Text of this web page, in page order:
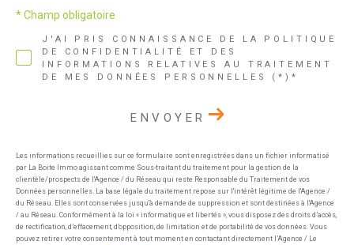
J'AI PRIS CONNAISSANCE DE LA POLITIQUE
DE CONFIDENTIALITÉ ET DES
INFORMATIONS RELATIVES AU TRAITEMENT
DE MES DONNÉES PERSONNELLES (*)*
* Champ obligatoire
ENVOYER
Les informations recueillies sur ce formulaire sont enregistrées dans un fichier informatisé
par La Boite Immo agissant comme Sous-traitant du traitement pour la gestion de la
clientèle/prospects de l'Agence / du Réseau qui reste Responsable du Traitement de vos
Données personnelles. La base légale du traitement repose sur l'intérêt légitime de l'Agence /
du Réseau. Elles sont conservées jusqu'à demande de suppression et sont destinées à l'Agence
/ au Réseau. Conformément à la loi « informatique et libertés », vous disposez des droits d’accès,
de rectification, d’effacement, d’opposition, de limitation et de portabilité de vos données. Vous
pouvez retirer votre consentement à tout moment en contactant directement l’Agence / Le